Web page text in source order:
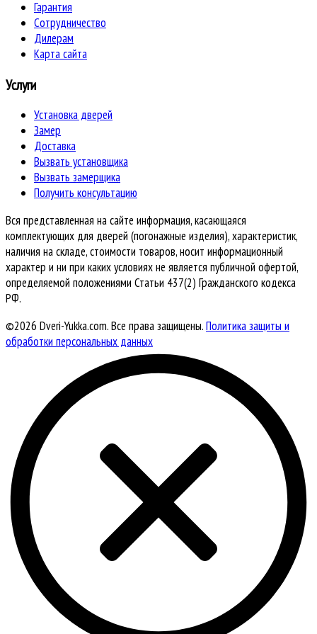
Гарантия
Сотрудничество
Дилерам
Карта сайта
Услуги
Установка дверей
Замер
Доставка
Вызвать установщика
Вызвать замерщика
Получить консультацию
Вся представленная на сайте информация, касающаяся
комплектующих для дверей (погонажные изделия), характеристик,
наличия на складе, стоимости товаров, носит информационный
характер и ни при каких условиях не является публичной офертой,
определяемой положениями Статьи 437(2) Гражданского кодекса
РФ.
©2026 Dveri-Yukka.com. Все права защищены.Политика защиты и
обработки персональных данных